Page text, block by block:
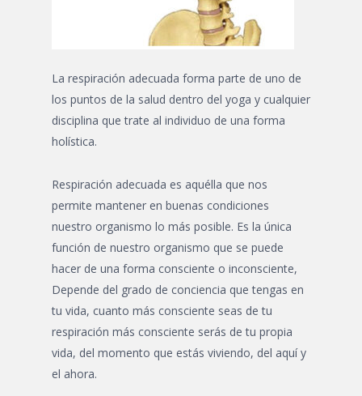
La respiración adecuada forma parte de uno de
los puntos de la salud dentro del yoga y cualquier
disciplina que trate al individuo de una forma
holística.
Respiración adecuada es aquélla que nos
permite mantener en buenas condiciones
nuestro organismo lo más posible. Es la única
función de nuestro organismo que se puede
hacer de una forma consciente o inconsciente,
Depende del grado de conciencia que tengas en
tu vida, cuanto más consciente seas de tu
respiración más consciente serás de tu propia
vida, del momento que estás viviendo, del aquí y
el ahora.